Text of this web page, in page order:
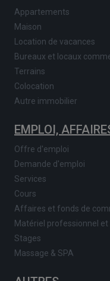
Appartements
Maison
Location de vacances
Bureaux et locaux
Terrains
Colocation
Autre immobilier
EMPLOI,
Offre d'emploi
Demande d'emploi
Services
Cours
Affaires et fonds de
Matériel professionnel et
Stages
Massage & SPA